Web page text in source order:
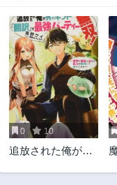
第12話
2年前
第10話
2年前
第8話
2年前
第6話
2年前
第4話
0 10
追放された俺が外